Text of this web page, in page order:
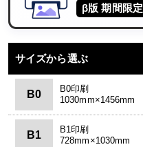
β版 期間限定
サイズから選ぶ
B0
B0印刷
1030mm×1456mm
B1
B1印刷
728mm×1030mm